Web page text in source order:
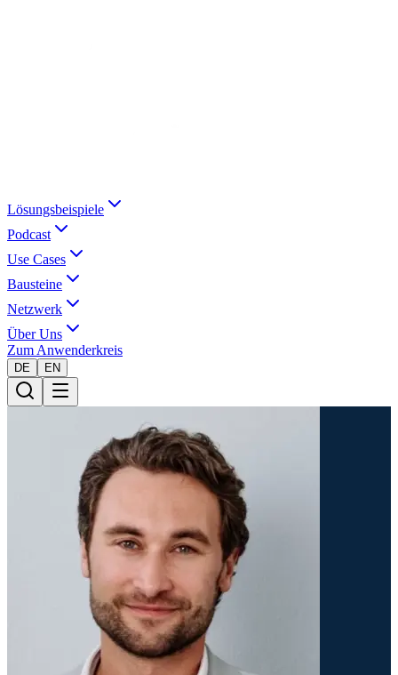
Lösungsbeispiele
Podcast
Use Cases
Bausteine
Netzwerk
Über Uns
Zum Anwenderkreis
DE EN